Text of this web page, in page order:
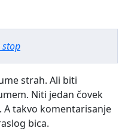
strah. Ali biti
Niti jedan čovek
A takvo komentarisanje
bica.